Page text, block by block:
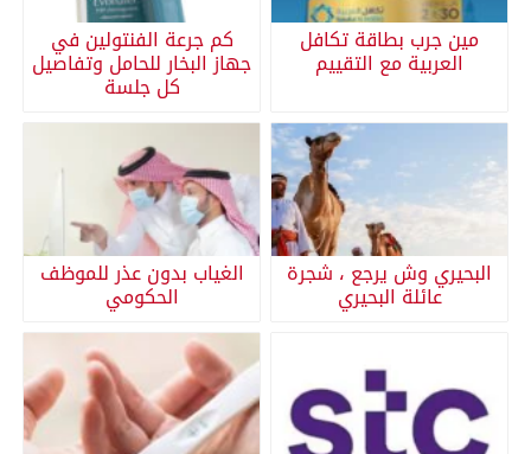
مين جرب بطاقة تكافل
العربية مع التقييم
كم جرعة الفنتولين في
جهاز البخار للحامل وتفاصيل
كل جلسة
البحيري وش يرجع ، شجرة
عائلة البحيري
الغياب بدون عذر للموظف
الحكومي